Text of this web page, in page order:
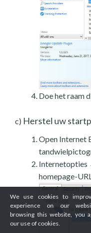
Doe het raam
c) Herstel uw
Open Internet
Internetopties
homepage-
We use cookies to
experience on our
browsing this website, you
our use of cookies.